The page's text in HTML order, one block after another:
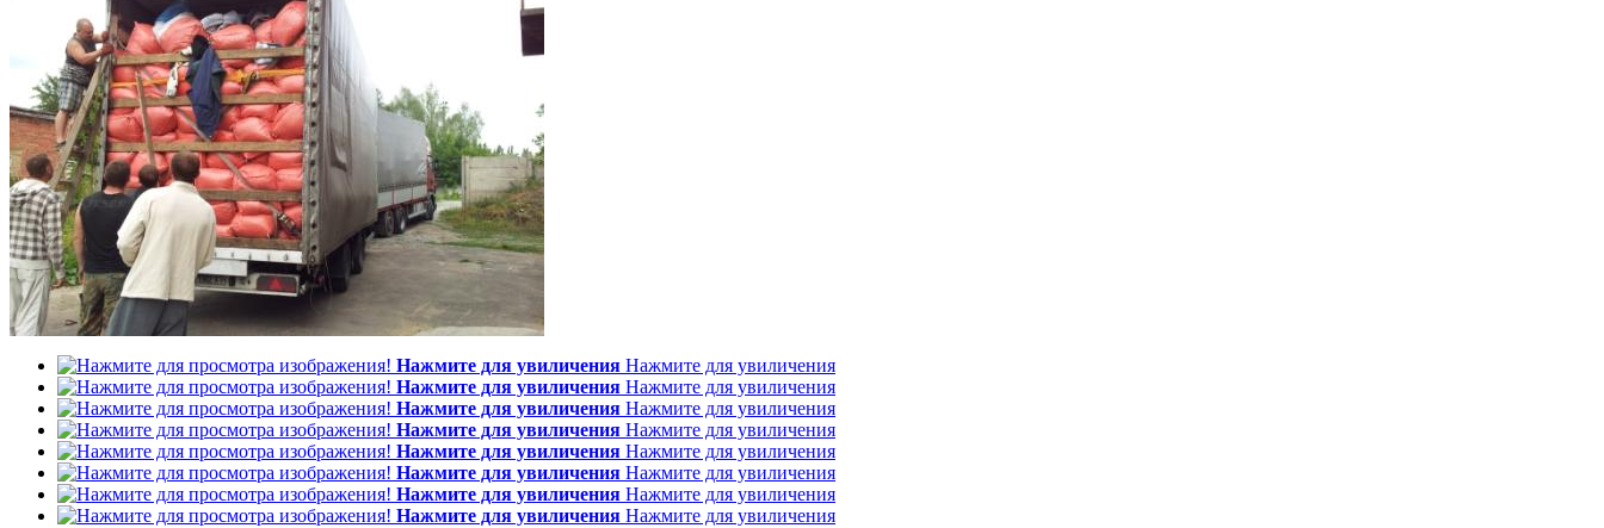
Нажмите для увиличения Нажмите для увиличения
Нажмите для увиличения Нажмите для увиличения
Нажмите для увиличения Нажмите для увиличения
Нажмите для увиличения Нажмите для увиличения
Нажмите для увиличения Нажмите для увиличения
Нажмите для увиличения Нажмите для увиличения
Нажмите для увиличения Нажмите для увиличения
Нажмите для увиличения Нажмите для увиличения